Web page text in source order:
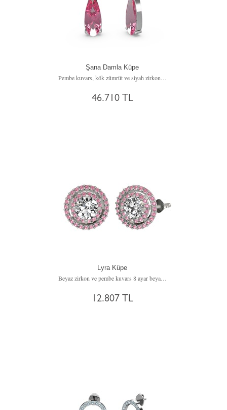
Şana Damla Küpe
46.710 TL
Lyra Küpe
Beyaz zirkon ve pembe kuvars 8 ayar beyaz altın küpe
12.807 TL